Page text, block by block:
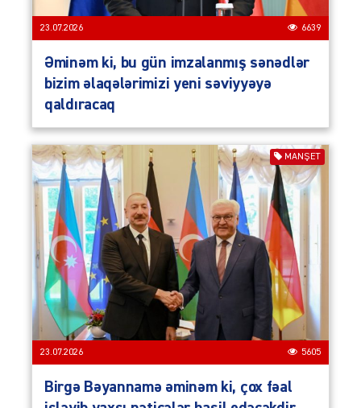
23.07.2026 6639
Əminəm ki, bu gün imzalanmış sənədlər
bizim əlaqələrimizi yeni səviyyəyə
qaldıracaq
MANŞET
23.07.2026 5605
Birgə Bəyannamə əminəm ki, çox fəal